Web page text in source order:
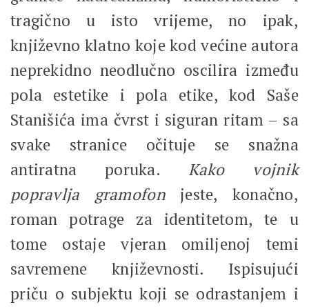
tragično u isto vrijeme, no ipak,
književno klatno koje kod većine autora
neprekidno neodlučno oscilira između
pola estetike i pola etike, kod Saše
Stanišića ima čvrst i siguran ritam – sa
svake stranice očituje se snažna
antiratna poruka. Kako vojnik
popravlja gramofonjeste, konačno,
roman potrage za identitetom, te u
tome ostaje vjeran omiljenoj temi
savremene književnosti. Ispisujući
priču o subjektu koji se odrastanjem i